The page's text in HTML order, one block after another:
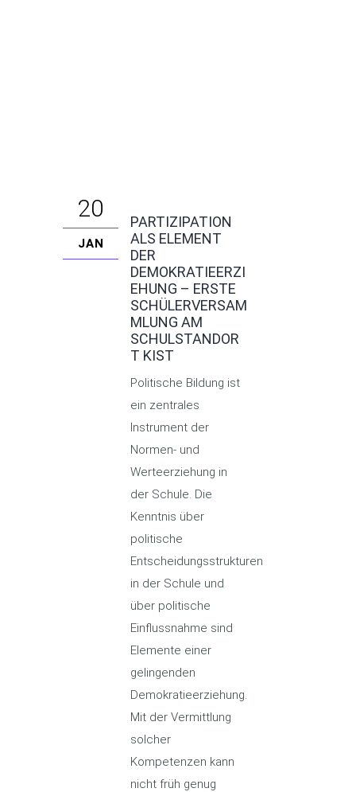
20
JAN
PARTIZIPATION
ALS ELEMENT
DER
DEMOKRATIEERZI
EHUNG – ERSTE
SCHÜLERVERSAM
MLUNG AM
SCHULSTANDOR
T KIST
Politische Bildung ist
ein zentrales
Instrument der
Normen- und
Werteerziehung in
der Schule. Die
Kenntnis über
politische
Entscheidungsstrukturen
in der Schule und
über politische
Einflussnahme sind
Elemente einer
gelingenden
Demokratieerziehung.
Mit der Vermittlung
solcher
Kompetenzen kann
nicht früh genug